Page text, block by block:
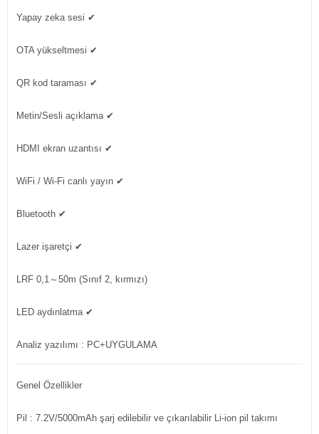
Yapay zeka sesi ✔
OTA yükseltmesi ✔
QR kod taraması ✔
Metin/Sesli açıklama ✔
HDMI ekran uzantısı ✔
WiFi / Wi-Fi canlı yayın ✔
Bluetooth ✔
Lazer işaretçi ✔
LRF 0,1～50m (Sınıf 2, kırmızı)
LED aydınlatma ✔
Analiz yazılımı : PC+UYGULAMA
Genel Özellikler
Pil : 7.2V/5000mAh şarj edilebilir ve çıkarılabilir Li-ion pil takımı